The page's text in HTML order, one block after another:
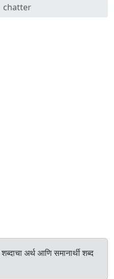
chatter
शब्दाचा अर्थ आणि समानार्थी शब्द